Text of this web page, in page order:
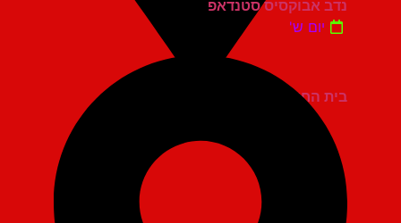
בית החייל תל אביב
נדב אבוקסיס סטנדאפ
יום ש'